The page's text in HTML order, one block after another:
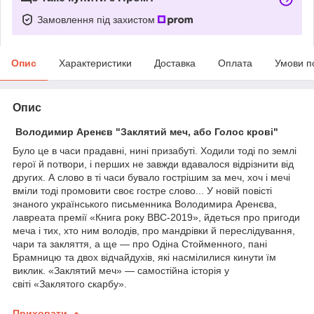
Замовлення під захистом
Опис Характеристики Доставка Оплата Умови
Опис
Володимир Аренєв "Заклятий меч, або Голос крові"
Було це в часи прадавні, нині призабуті. Ходили тоді по землі
герої й потвори, і перших не завжди вдавалося відрізнити від
других. А слово в ті часи бувало гострішим за меч, хоч і мечі
вміли тоді промовити своє гостре слово... У новій повісті
знаного українського письменника Володимира Аренєва,
лавреата премії «Книга року ВВС-2019», йдеться про пригоди
меча і тих, хто ним володів, про мандрівки й переслідування,
чари та закляття, а ще — про Одіна Стойменного, пані
Брамницю та двох відчайдухів, які насмілилися кинути їм
виклик. «Заклятий меч» — самостійна історія у
світі «Заклятого скарбу».